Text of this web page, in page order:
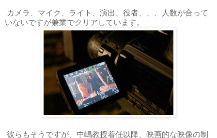
カメラ、マイク、ライト、演出、役者、、、人数が合って
いないですが兼業でクリアしています。
彼らもそうですが、中嶋教授着任以降、映画的な映像の制